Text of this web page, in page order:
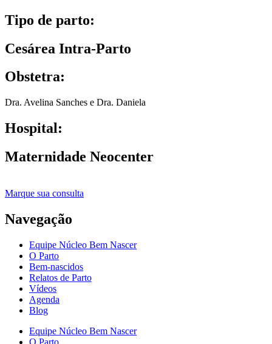
Tipo de parto:
Cesárea Intra-Parto
Obstetra:
Dra. Avelina Sanches e Dra. Daniela
Hospital:
Maternidade Neocenter
Marque sua consulta
Navegação
Equipe Núcleo Bem Nascer
O Parto
Bem-nascidos
Relatos de Parto
Vídeos
Agenda
Blog
Equipe Núcleo Bem Nascer
O Parto